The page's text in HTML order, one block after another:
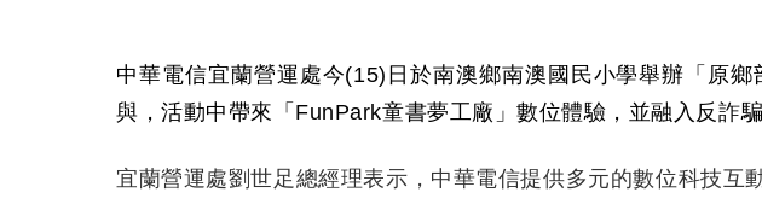
中華電信宜蘭營運處今(15) 日 於南澳鄉南澳國民小學舉辦「原
與，活動中帶來「 FunPark童書夢工廠」數位體驗，並融入反詐
宜蘭營運處劉世足總經理表示，中華電信提供多元的數位科技